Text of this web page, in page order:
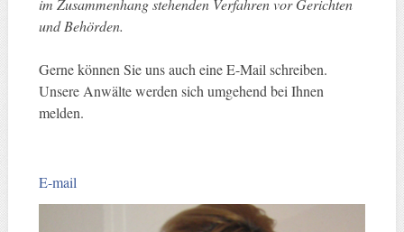
im Zusammenhang stehenden Verfahren vor Gerichten
und Behörden.
Gerne können Sie uns auch eine E-Mail schreiben.
Unsere Anwälte werden sich umgehend bei Ihnen
melden.
E-mail